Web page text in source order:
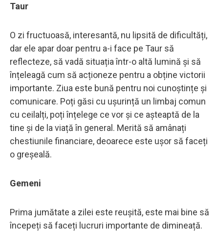
Taur
O zi fructuoasă, interesantă, nu lipsită de dificultăți,
dar ele apar doar pentru a-i face pe Taur să
reflecteze, să vadă situația într-o altă lumină și să
înțeleagă cum să acționeze pentru a obține victorii
importante. Ziua este bună pentru noi cunoștințe și
comunicare. Poți găsi cu ușurință un limbaj comun
cu ceilalți, poți înțelege ce vor și ce așteaptă de la
tine și de la viață în general. Merită să amânați
chestiunile financiare, deoarece este ușor să faceți
o greșeală.
Gemeni
Prima jumătate a zilei este reușită, este mai bine să
începeți să faceți lucruri importante de dimineață.